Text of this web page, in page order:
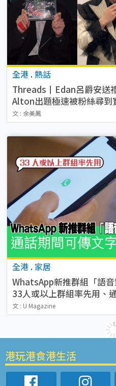
全港 . 熱話
Threads丨Edan呂爵安送
Alton出題極速被粉絲尋到
文 : 余美鳳
全港 . 家居
WhatsApp新推群組「語
33人或以上群組率先用、
文 : U Magazine
港玩港食港生活